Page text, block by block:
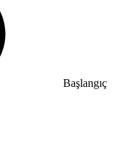
Başlangıç